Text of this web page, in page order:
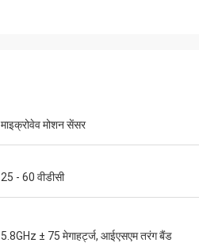
माइक्रोवेव मोशन सेंसर
25 - 60 वीडीसी
5.8GHz ± 75 मेगाहर्ट्ज, आईएसएम तरंग बैंड